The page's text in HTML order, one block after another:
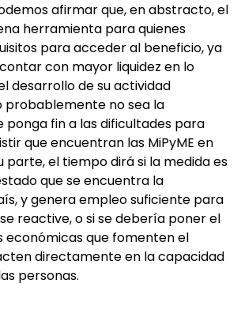
afirmar que, en abstracto, el
herramienta para quienes
para acceder al beneficio, ya
con mayor liquidez en lo
desarrollo de su actividad
probablemente no sea la
ponga fin a las dificultades para
que encuentran las MiPyME en
parte, el tiempo dirá si la medida es
que se encuentra la
y genera empleo suficiente para
reactive, o si se debería poner el
económicas que fomenten el
directamente en la capacidad
personas.